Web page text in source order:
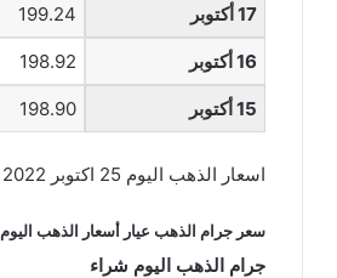
17 أكتوبر 199.24
16 أكتوبر 198.92
15 أكتوبر 198.90
اسعار الذهب اليوم 25 اكتوبر 2022 بيع وشراء
سعر جرام الذهب عيار أسعار الذهب اليوم
جرام الذهب اليوم شراء